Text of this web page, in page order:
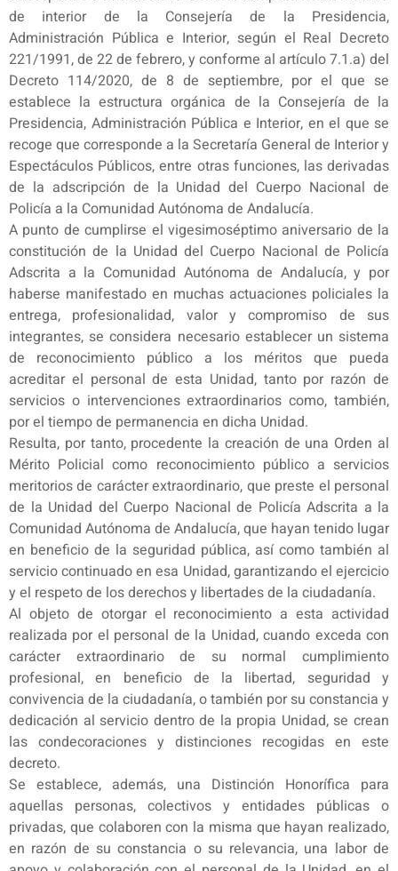
de interior de la Consejería de la Presidencia,
Administración Pública e Interior, según el Real Decreto
221/1991, de 22 de febrero, y conforme al artículo 7.1.a) del
Decreto 114/2020, de 8 de septiembre, por el que se
establece la estructura orgánica de la Consejería de la
Presidencia, Administración Pública e Interior, en el que se
recoge que corresponde a la Secretaría General de Interior y
Espectáculos Públicos, entre otras funciones, las derivadas
de la adscripción de la Unidad del Cuerpo Nacional de
Policía a la Comunidad Autónoma de Andalucía.
A punto de cumplirse el vigesimoséptimo aniversario de la
constitución de la Unidad del Cuerpo Nacional de Policía
Adscrita a la Comunidad Autónoma de Andalucía, y por
haberse manifestado en muchas actuaciones policiales la
entrega, profesionalidad, valor y compromiso de sus
integrantes, se considera necesario establecer un sistema
de reconocimiento público a los méritos que pueda
acreditar el personal de esta Unidad, tanto por razón de
servicios o intervenciones extraordinarios como, también,
por el tiempo de permanencia en dicha Unidad.
Resulta, por tanto, procedente la creación de una Orden al
Mérito Policial como reconocimiento público a servicios
meritorios de carácter extraordinario, que preste el personal
de la Unidad del Cuerpo Nacional de Policía Adscrita a la
Comunidad Autónoma de Andalucía, que hayan tenido lugar
en beneficio de la seguridad pública, así como también al
servicio continuado en esa Unidad, garantizando el ejercicio
y el respeto de los derechos y libertades de la ciudadanía.
Al objeto de otorgar el reconocimiento a esta actividad
realizada por el personal de la Unidad, cuando exceda con
carácter extraordinario de su normal cumplimiento
profesional, en beneficio de la libertad, seguridad y
convivencia de la ciudadanía, o también por su constancia y
dedicación al servicio dentro de la propia Unidad, se crean
las condecoraciones y distinciones recogidas en este
decreto.
Se establece, además, una Distinción Honorífica para
aquellas personas, colectivos y entidades públicas o
privadas, que colaboren con la misma que hayan realizado,
en razón de su constancia o su relevancia, una labor de